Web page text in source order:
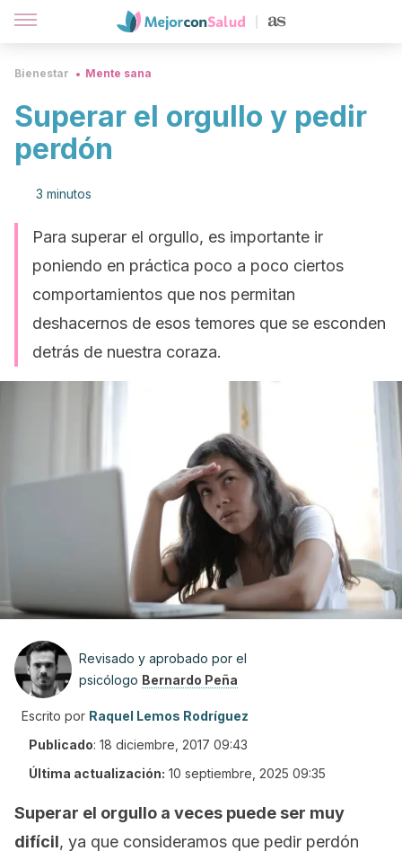
Bienestar Mente sana
Superar el orgullo y pedir
perdón
3 minutos
Para superar el orgullo, es importante ir
poniendo en práctica poco a poco ciertos
comportamientos que nos permitan
deshacernos de esos temores que se esconden
detrás de nuestra coraza.
Revisado y aprobado por el
psicólogo Bernardo Peña
Escrito por Raquel Lemos Rodríguez
Publicado: 18 diciembre, 2017 09:43
Última actualización: 10 septiembre, 2025 09:35
Superar el orgullo a veces puede ser muy
difícil, ya que consideramos que pedir perdón